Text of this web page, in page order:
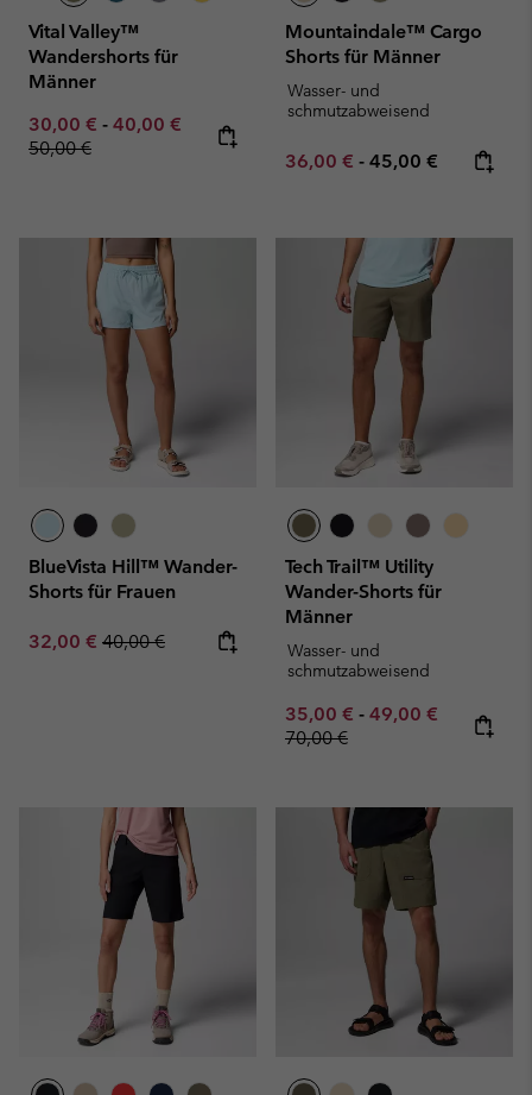
Vital Valley™
Wandershorts für
Männer
Minimum sale price:
30,00 € - Maximum sale price:
40,00 € Regular price:
50,00 €
Mountaindale™ Cargo
Shorts für Männer
Wasser- und
schmutzabweisend
Minimum sale price:
36,00 € - Maximum price:
45,00 €
BlueVista Hill™ Wander-
Shorts für Frauen
Sale price:
32,00 € Regular price:
40,00 €
Tech Trail™ Utility
Wander-Shorts für
Männer
Wasser- und
schmutzabweisend
Minimum sale price:
35,00 € - Maximum sale
49,00 € Regular
70,00 €